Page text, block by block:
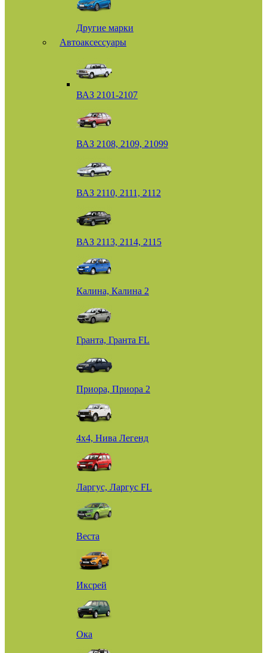
Другие марки
Автоаксессуары
ВАЗ 2101-2107
ВАЗ 2108, 2109, 21099
ВАЗ 2110, 2111, 2112
ВАЗ 2113, 2114, 2115
Калина, Калина 2
Гранта, Гранта FL
Приора, Приора 2
4х4, Нива Легенд
Ларгус, Ларгус FL
Веста
Иксрей
Ока